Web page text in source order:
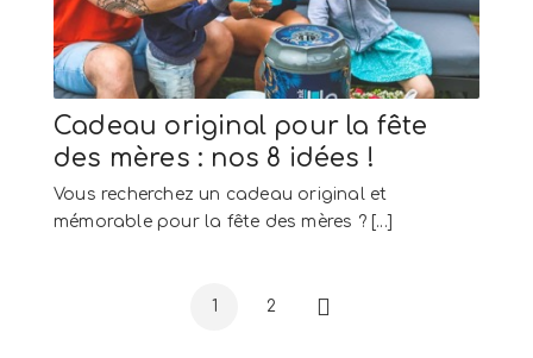
Cadeau original pour la fête
des mères : nos 8 idées !
Vous recherchez un cadeau original et
mémorable pour la fête des mères ? [...]
1 2
Suivant